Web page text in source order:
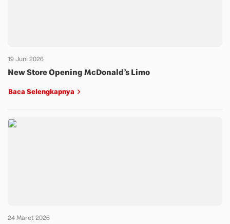
19 Juni 2026
New Store Opening McDonald’s Limo
Baca Selengkapnya
24 Maret 2026